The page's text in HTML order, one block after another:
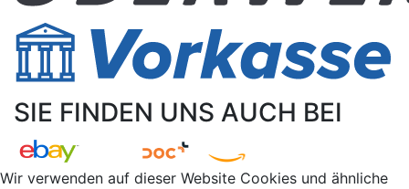
SIE FINDEN UNS AUCH BEI
Wir verwenden auf dieser Website Cookies und ähnliche